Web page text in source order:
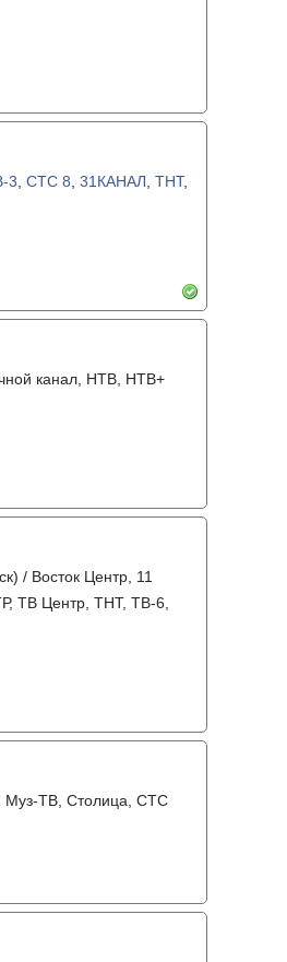
3 СТС 8 31КАНАЛ ТНТ,
канал, НТВ, НТВ+
/ Восток Центр, 11
ТВ Центр, ТНТ, ТВ-6,
Муз-ТВ, Столица, СТС